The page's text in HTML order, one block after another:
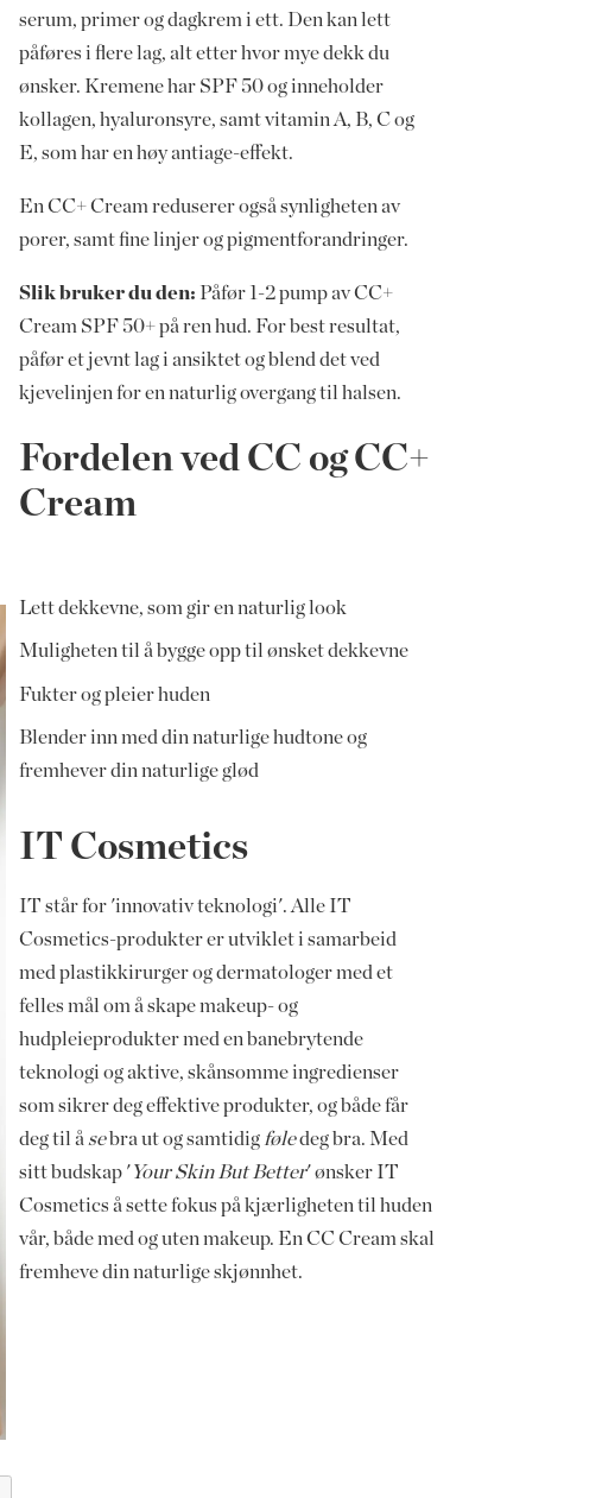
serum, primer og dagkrem i ett. Den kan lett
påføres i flere lag, alt etter hvor mye dekk du
ønsker. Kremene har SPF 50 og inneholder
kollagen, hyaluronsyre, samt vitamin A, B, C og
E, som har en høy antiage-effekt.
En CC+ Cream reduserer også synligheten av
porer, samt fine linjer og pigmentforandringer.
Slik bruker du den: Påfør 1-2 pump av CC+
Cream SPF 50+ på ren hud. For best resultat,
påfør et jevnt lag i ansiktet og blend det ved
kjevelinjen for en naturlig overgang til halsen.
Fordelen ved CC og CC+
Cream
Lett dekkevne, som gir en naturlig look
Muligheten til å bygge opp til ønsket dekkevne
Fukter og pleier huden
Blender inn med din naturlige hudtone og
fremhever din naturlige glød
IT Cosmetics
IT står for 'innovativ teknologi'. Alle IT
Cosmetics-produkter er utviklet i samarbeid
med plastikkirurger og dermatologer med et
felles mål om å skape makeup- og
hudpleieprodukter med en banebrytende
teknologi og aktive, skånsomme ingredienser
som sikrer deg effektive produkter, og både får
deg til åsebra ut og samtidig føledeg bra. Med
sitt budskap 'Your Skin But Better' ønsker IT
Cosmetics å sette fokus på kjærligheten til huden
vår, både med og uten makeup. En CC Cream skal
fremheve din naturlige skjønnhet.